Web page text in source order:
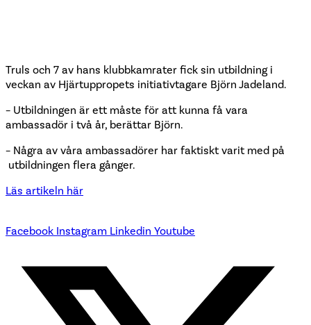
Truls och 7 av hans klubbkamrater fick sin utbildning i
veckan av Hjärtuppropets initiativtagare Björn Jadeland.
– Utbildningen är ett måste för att kunna få vara
ambassadör i två år, berättar Björn.
– Några av våra ambassadörer har faktiskt varit med på
utbildningen flera gånger.
Läs artikeln här
Facebook Instagram Linkedin Youtube